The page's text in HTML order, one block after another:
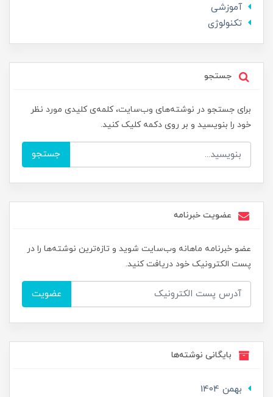
آموزشی
تکنولوژی
جستجو
برای جستجو در نوشته‌های وب‌سایت، کلمه‌ی کلیدی مورد نظر
خود را بنویسید و بر روی دکمه کلیک کنید.
جستجو
عضویت خبرنامه
عضو خبرنامه ماهانه وب‌سایت شوید و تازه‌ترین نوشته‌ها را در
پست الکترونیک خود دریافت کنید.
عضویت
بایگانی نوشته‌ها
بهمن 1404